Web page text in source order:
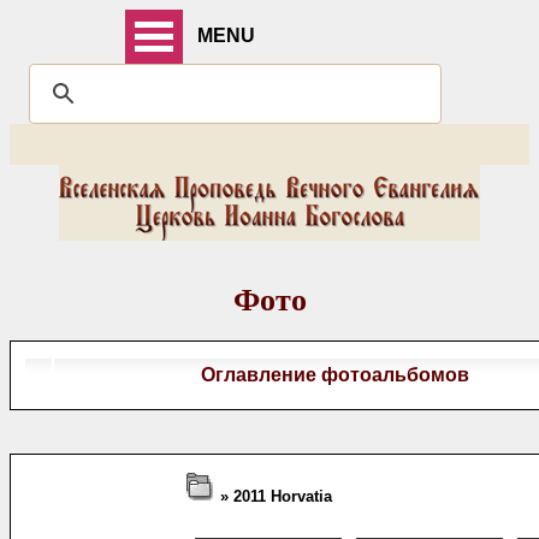
MENU
Фото
Оглавление фотоальбомов
» 2011 Horvatia